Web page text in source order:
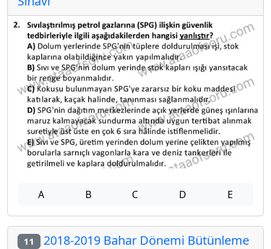
A B C D E
11 2018-2019 Bahar Dönemi Bütünleme